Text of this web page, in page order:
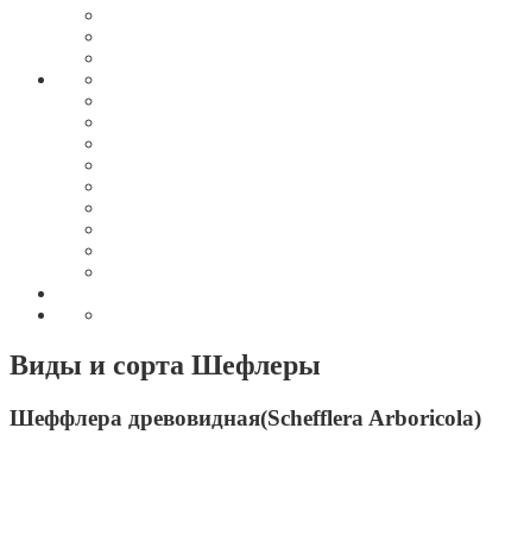
Виды и сорта Шефлеры
Шеффлера древовидная(Schefflera Arboricola)